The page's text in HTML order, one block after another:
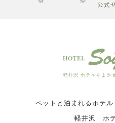
公式
ペットと泊まれるホテル
軽井沢 ホ